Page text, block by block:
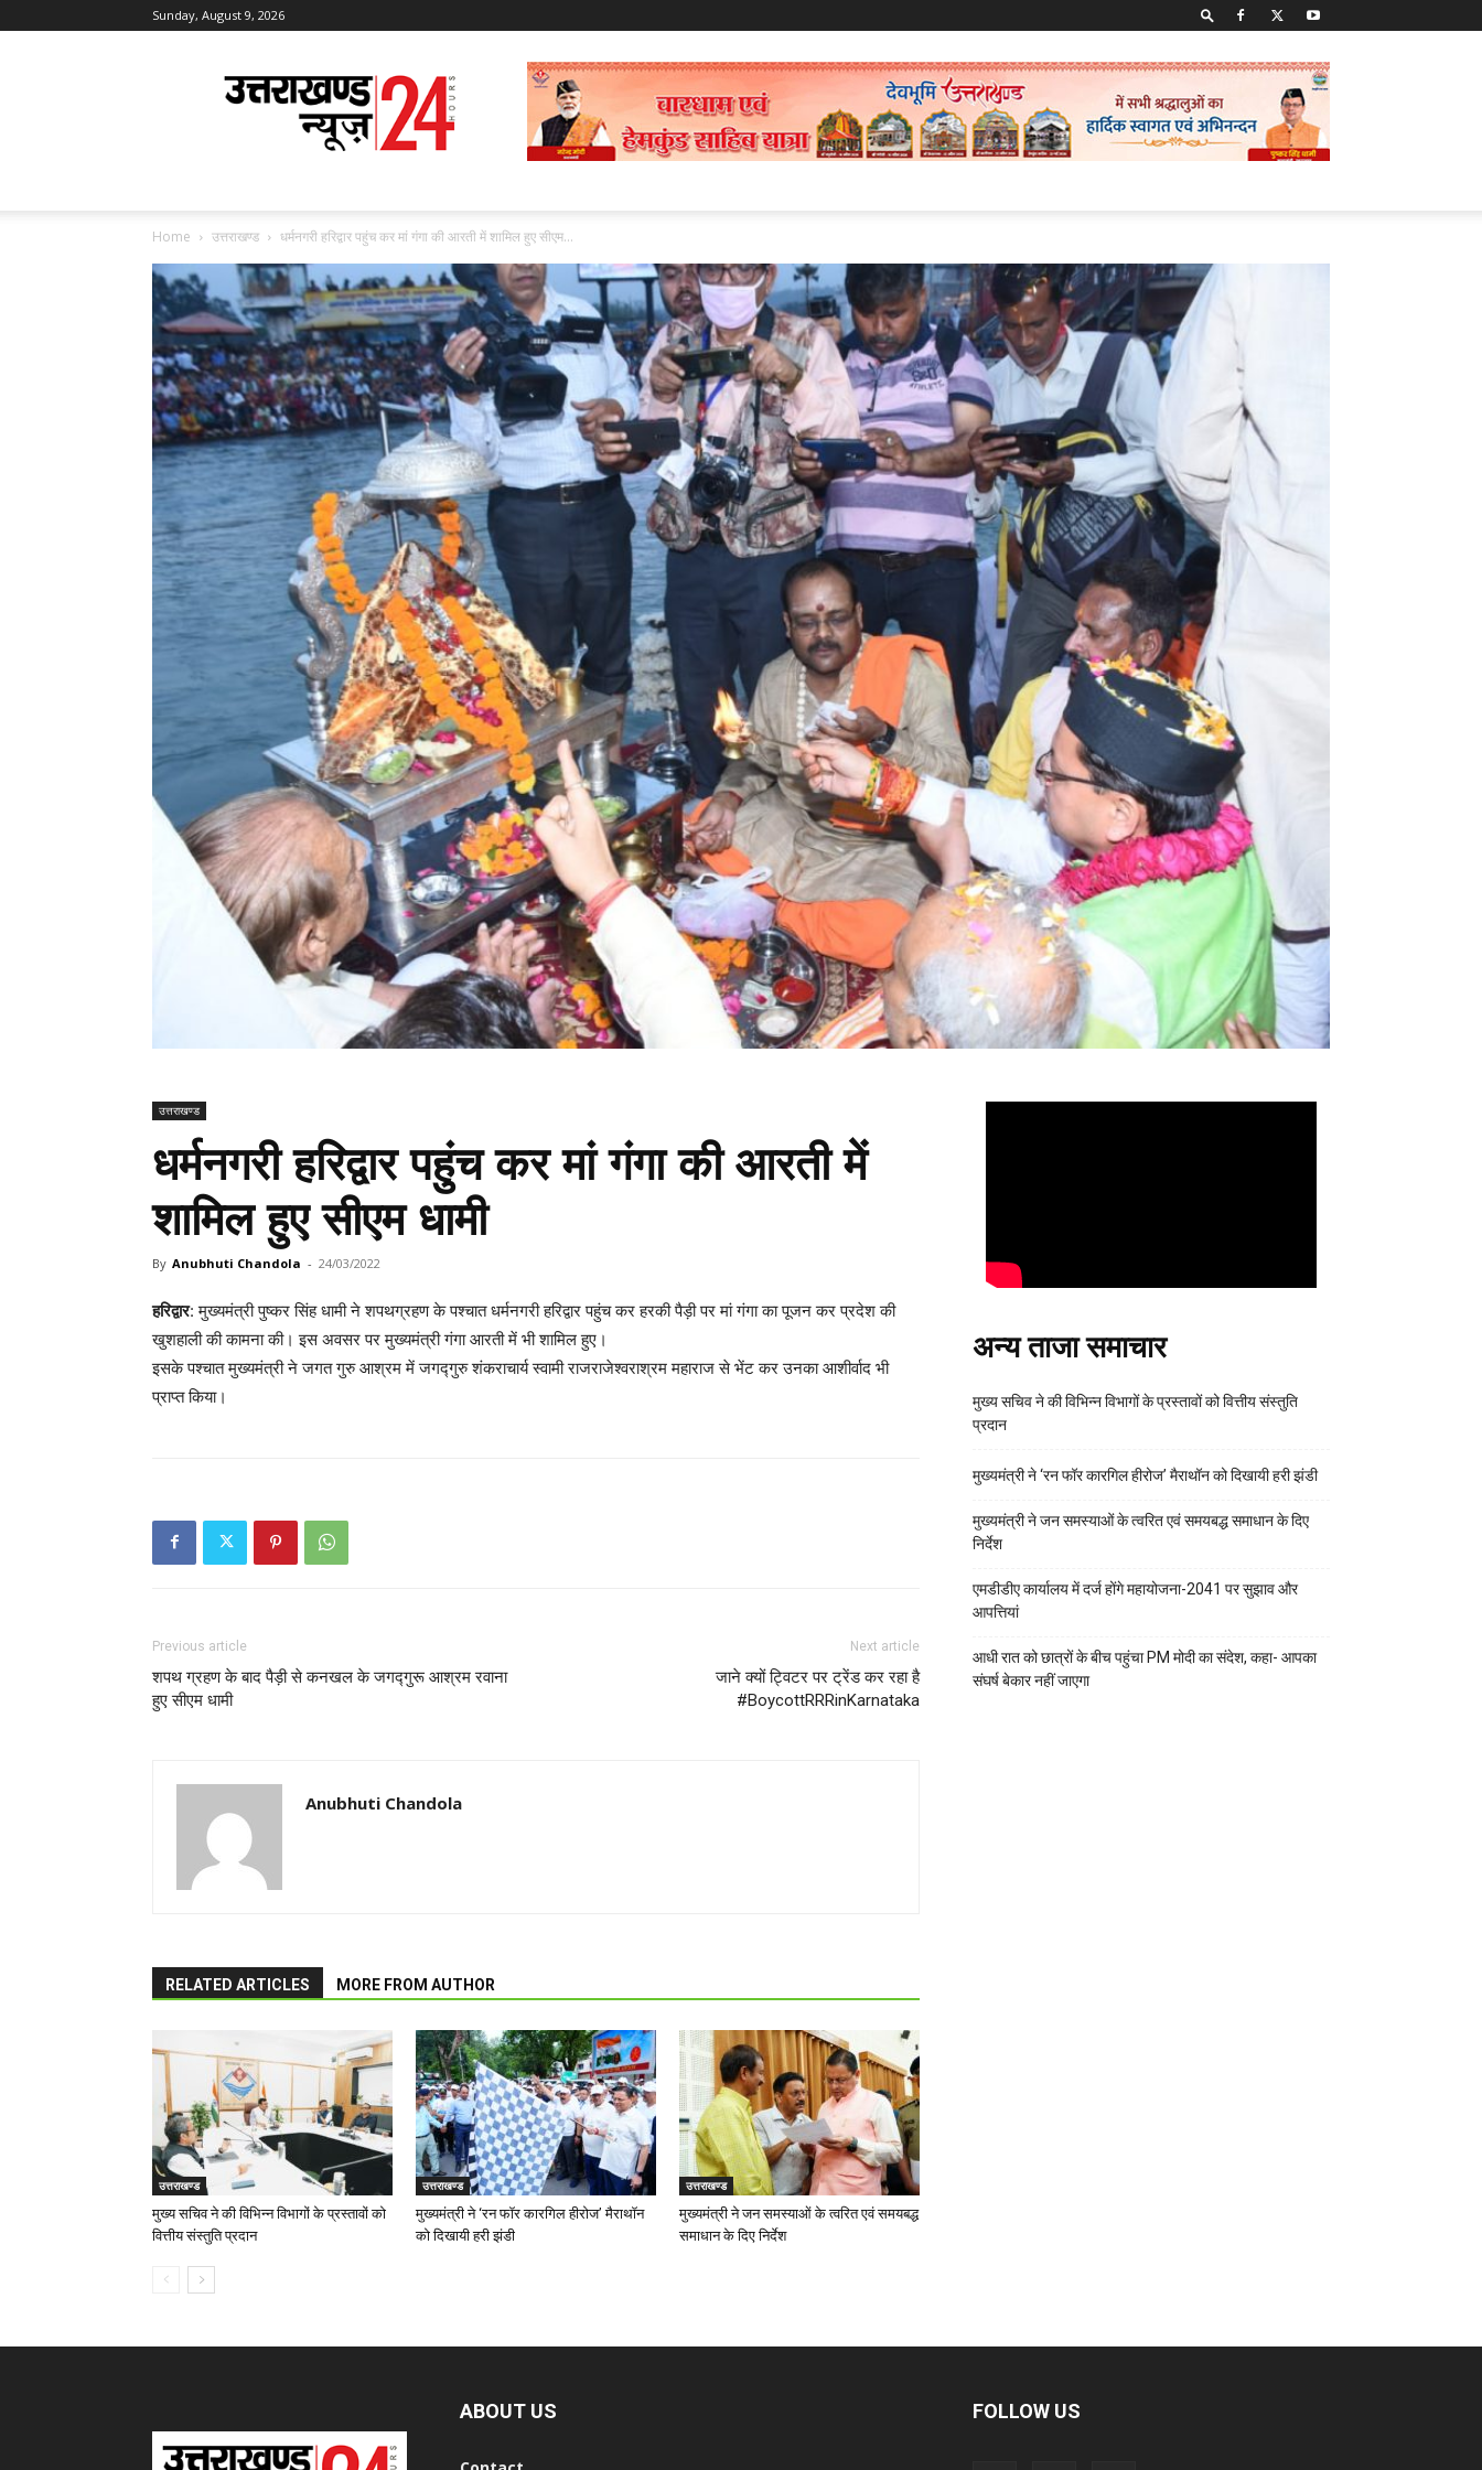
Sunday, August 9, 2026
Uttarakhand
News
24
Home उत्तराखण्ड धर्मनगरी हरिद्वार पहुंच कर मां गंगा की आरती में शामिल हुए सीएम...
उत्तराखण्ड
धर्मनगरी हरिद्वार पहुंच कर मां गंगा की आरती में
शामिल हुए सीएम धामी
By Anubhuti Chandola - 24/03/2022
हरिद्वार: मुख्यमंत्री पुष्कर सिंह धामी ने शपथग्रहण के पश्चात धर्मनगरी हरिद्वार पहुंच कर हरकी पैड़ी पर मां गंगा का पूजन कर प्रदेश की
खुशहाली की कामना की। इस अवसर पर मुख्यमंत्री गंगा आरती में भी शामिल हुए।
इसके पश्चात मुख्यमंत्री ने जगत गुरु आश्रम में जगद्गुरु शंकराचार्य स्वामी राजराजेश्वराश्रम महाराज से भेंट कर उनका आशीर्वाद भी
प्राप्त किया।
Previous article
शपथ ग्रहण के बाद पैड़ी से कनखल के जगद्गुरू आश्रम रवाना
हुए सीएम धामी
Next article
जाने क्यों ट्विटर पर ट्रेंड कर रहा है
#BoycottRRRinKarnataka
Anubhuti Chandola
RELATED ARTICLES MORE FROM AUTHOR
उत्तराखण्ड
मुख्य सचिव ने की विभिन्न विभागों के प्रस्तावों को
वित्तीय संस्तुति प्रदान
उत्तराखण्ड
मुख्यमंत्री ने ‘रन फॉर कारगिल हीरोज’ मैराथॉन
को दिखायी हरी झंडी
उत्तराखण्ड
मुख्यमंत्री ने जन समस्याओं के त्वरित एवं समयबद्ध
समाधान के दिए निर्देश
अन्य ताजा समाचार
मुख्य सचिव ने की विभिन्न विभागों के प्रस्तावों को वित्तीय संस्तुति
प्रदान
मुख्यमंत्री ने ‘रन फॉर कारगिल हीरोज’ मैराथॉन को दिखायी हरी झंडी
मुख्यमंत्री ने जन समस्याओं के त्वरित एवं समयबद्ध समाधान के दिए
निर्देश
एमडीडीए कार्यालय में दर्ज होंगे महायोजना-2041 पर सुझाव और
आपत्तियां
आधी रात को छात्रों के बीच पहुंचा PM मोदी का संदेश, कहा- आपका
संघर्ष बेकार नहीं जाएगा
ABOUT US FOLLOW US